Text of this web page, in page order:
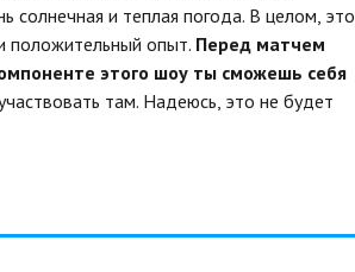
солнечная и теплая погода. В целом, это
положительный опыт. Перед матчем
этого шоу ты сможешь себя
там. Надеюсь, это не будет